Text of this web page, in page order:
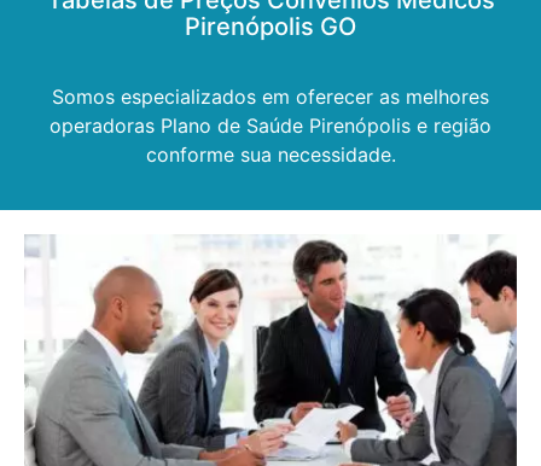
Pirenópolis GO
Somos especializados em oferecer as melhores
operadoras Plano de Saúde Pirenópolis e região
conforme sua necessidade.